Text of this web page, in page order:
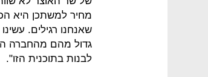
שאנחנו רגילים.
גדול מהם מהחברה
לבנות בתוכנית הזו".